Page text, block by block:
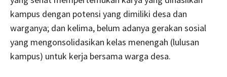
kampus dengan potensi yang dimiliki desa dan
warganya; dan kelima, belum adanya gerakan sosial
yang mengonsolidasikan kelas menengah (lulusan
kampus) untuk kerja bersama warga desa.